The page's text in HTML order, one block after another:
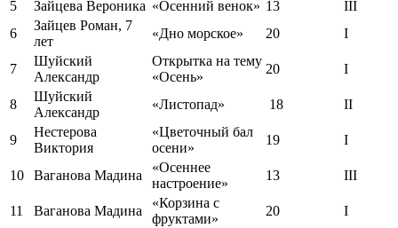
5 Зайцева Вероника «Осенний венок» 13
III
6
Зайцев Роман, 7
лет
«Дно морское» 20 I
7
Шуйский
Александр
Открытка на тему
«Осень»
20 I
8
Шуйский
Александр
«Листопад» 18 II
9
Нестерова
Виктория
«Цветочный бал
осени»
19 I
10 Ваганова Мадина
«Осеннее
настроение»
13 III
11 Ваганова Мадина
«Корзина с
фруктами»
20
I